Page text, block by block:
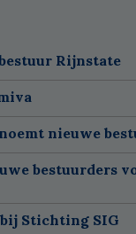
Rijnstate
nieuwe
bestuurders
Stichting SIG